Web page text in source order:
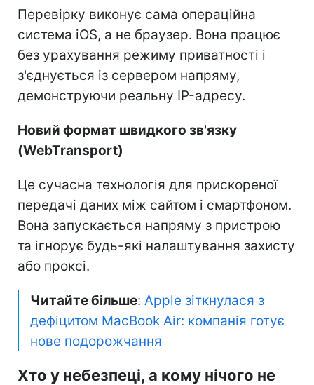
Перевірку виконує сама операційна
система iOS, а не браузер. Вона працює
без урахування режиму приватності і
з'єднується із сервером напряму,
демонструючи реальну IP-адресу.
Новий формат швидкого зв'язку
(WebTransport)
Це сучасна технологія для прискореної
передачі даних між сайтом і смартфоном.
Вона запускається напряму з пристрою
та ігнорує будь-які налаштування захисту
або проксі.
Читайте більше: Apple зіткнулася з
дефіцитом MacBook Air: компанія готує
нове подорожчання
Хто у небезпеці, а кому нічого не